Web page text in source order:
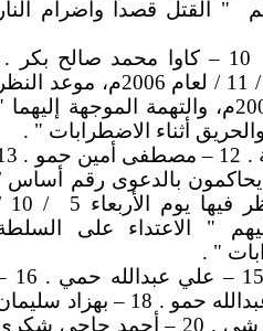
" القتل قصداً واضرام
10 – كاوا محمد صالح بكر .
يحاكمان بالدعوى رقم أساس / 11 / لعام 2006م، موعد
/ 10 / 2006م، والتهمة الموجهة إليهما
أثناء الاضطرابات " .
11 – دليل حسين خديجة . 12 –
بالدعوى رقم أساس
/
إليهم " الاعتداء على
" .
14 – لوند زكي
خليل أحمد حمو . 17 – خضر عبدالله حمو . 18 – بهزاد
عبد الحليم . 19 – سيامند آل رشي . 20 – أحمد حاجي